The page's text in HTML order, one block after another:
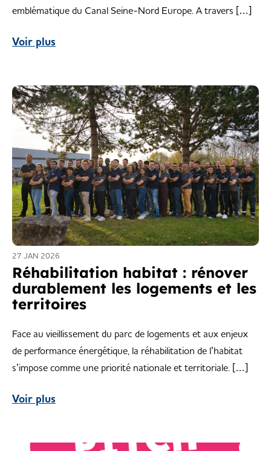
emblématique du Canal Seine-Nord Europe. A travers […]
Voir plus
27 JAN 2026
Réhabilitation habitat : rénover
durablement les logements et les
territoires
Face au vieillissement du parc de logements et aux enjeux
de performance énergétique, la réhabilitation de l’habitat
s’impose comme une priorité nationale et territoriale. […]
Voir plus